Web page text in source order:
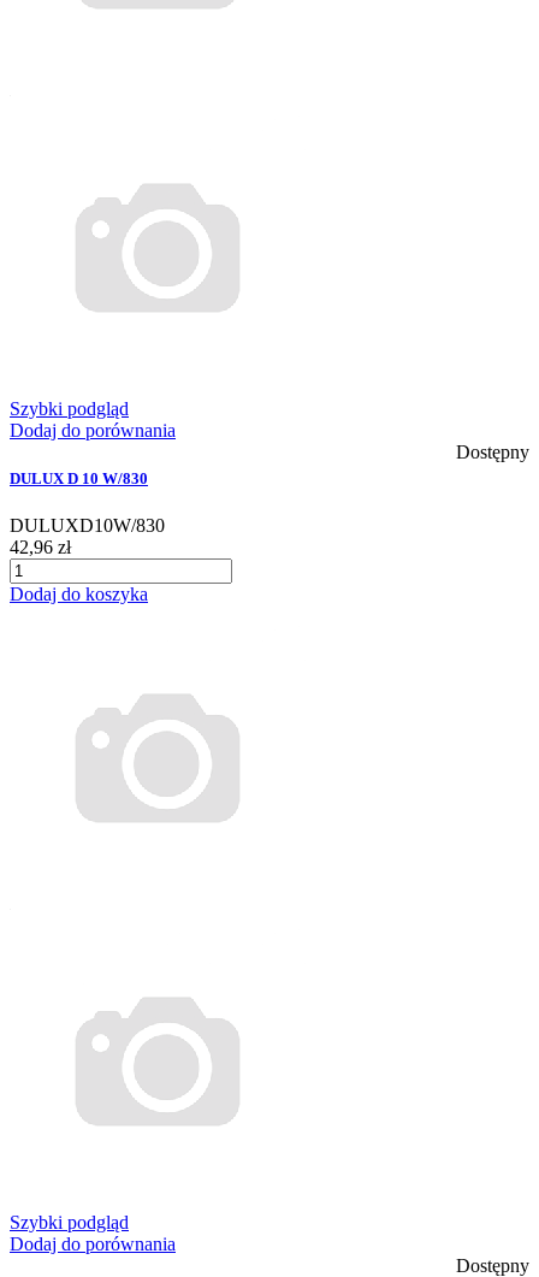
Szybki podgląd
Dodaj do porównania
Dostępny
DULUX D 10 W/830
DULUXD10W/830
42,96 zł
Dodaj do koszyka
Szybki podgląd
Dodaj do porównania
Dostępny